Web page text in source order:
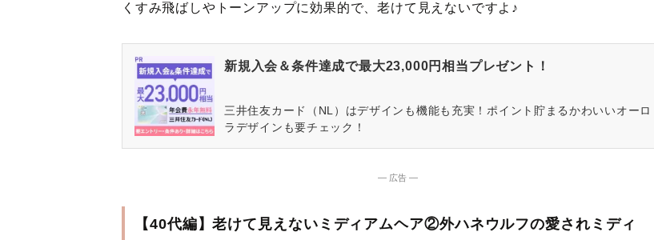
くすみ飛ばしやトーンアップに効果的で、老けて見えないですよ♪
新規入会＆条件達成で最大23,000円相当プレゼント！
三井住友カード（NL）はデザインも機能も充実！ポイント貯まるかわいいオーロ
ラデザインも要チェック！
― 広告 ―
【40代編】老けて見えないミディアムヘア②外ハネウルフの愛されミディ